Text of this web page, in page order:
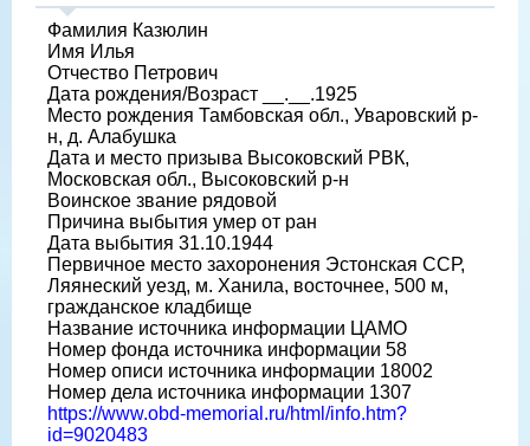
Фамилия Казюлин
Имя Илья
Отчество Петрович
Дата рождения/Возраст __.__.1925
Место рождения Тамбовская обл., Уваровский р-
н, д. Алабушка
Дата и место призыва Высоковский РВК,
Московская обл., Высоковский р-н
Воинское звание рядовой
Причина выбытия умер от ран
Дата выбытия 31.10.1944
Первичное место захоронения Эстонская ССР,
Ляянеский уезд, м. Ханила, восточнее, 500 м,
гражданское кладбище
Название источника информации ЦАМО
Номер фонда источника информации 58
Номер описи источника информации 18002
Номер дела источника информации 1307
https://www.obd-memorial.ru/html/info.htm?
id=9020483